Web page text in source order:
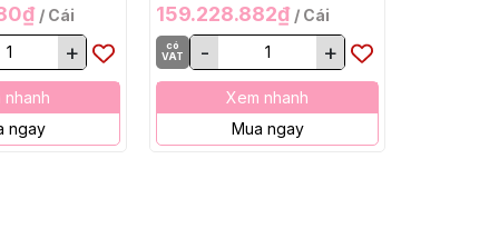
/ Cái
+
nhanh
ngay
159.228.882₫ / Cái
có
VAT
- +
Xem nhanh
Mua ngay